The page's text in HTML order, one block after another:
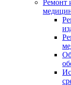
Ремонт